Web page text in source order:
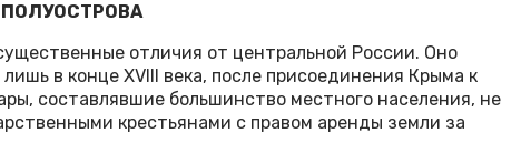
отличия от центральной России. Оно
в конце XVIII века, после присоединения Крыма к
составлявшие большинство местного населения, не
крестьянами с правом аренды земли за